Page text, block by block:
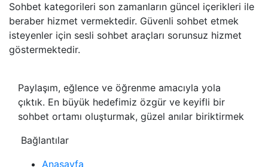
Sohbet kategorileri son zamanların güncel içerikleri ile
beraber hizmet vermektedir. Güvenli sohbet etmek
isteyenler için sesli sohbet araçları sorunsuz hizmet
göstermektedir.
Paylaşım, eğlence ve öğrenme amacıyla yola
çıktık. En büyük hedefimiz özgür ve keyifli bir
sohbet ortamı oluşturmak, güzel anılar biriktirmek
Bağlantılar
Anasayfa